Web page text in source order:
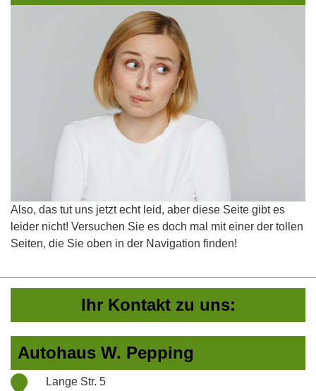
Also, das tut uns jetzt echt leid, aber diese Seite gibt es
leider nicht! Versuchen Sie es doch mal mit einer der tollen
Seiten, die Sie oben in der Navigation finden!
Ihr Kontakt zu uns:
Autohaus W. Pepping
Lange Str. 5